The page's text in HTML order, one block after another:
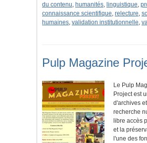
du contenu, humanités, linguistique,
connaissance scientifique, relecture,
humaines, validation institutionnelle,
Pulp Magazine
Le Pulp
Project est
d'archives
recherche
libre accès
et la
l'une des